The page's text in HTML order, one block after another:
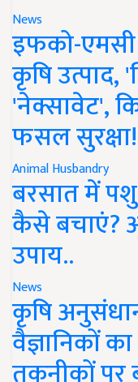
News
इफको-एमसी
कृषि उत्पाद,
'नेक्सावेट',
फसल सुरक्षा!
Animal Husbandry
बरसात में
कैसे बचाएं?
उपाय..
News
कृषि
वैज्ञानिकों